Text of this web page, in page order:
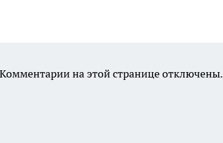
Комментарии на этой странице отключены.